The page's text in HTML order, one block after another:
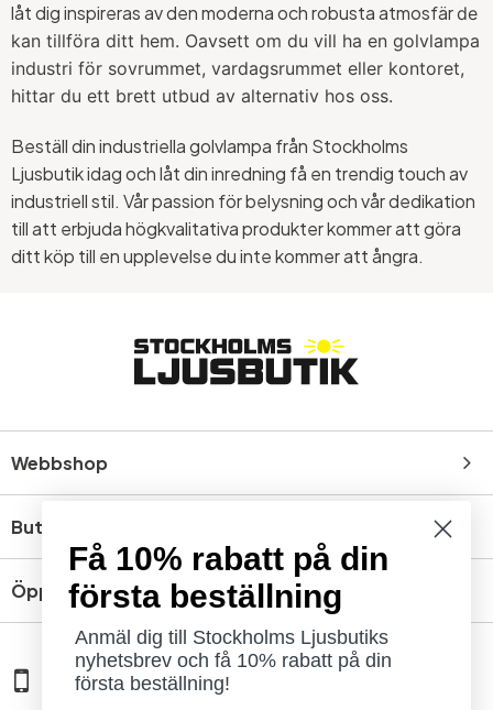
låt dig inspireras av den moderna och robusta atmosfärde
kan tillföra ditt hem. Oavsett om du vill ha en golvlampa
industri för sovrummet, vardagsrummet eller kontoret,
hittar du ett brett utbud av alternativ hos oss.
Beställ din industriella golvlampa från Stockholms
Ljusbutik idag och låt din inredning få en trendig touch av
industriell stil. Vår passion för belysning och vår dedikation
till att erbjuda högkvalitativa produkter kommer att göra
ditt köp till en upplevelse du inte kommer att ångra.
Webbshop
Butik
Öppettider
08 - 654 29 00
Få 10% rabatt på din
första beställning
Anmäl dig till Stockholms Ljusbutiks
nyhetsbrev och få 10% rabatt på din
första beställning!